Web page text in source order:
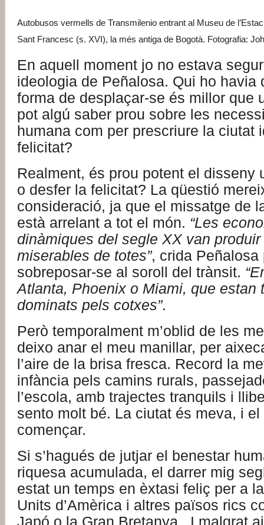
Autobusos vermells de Transmilenio entrant al Museu de
Sant Francesc (s. XVI), la més antiga de Bogotà. Fotografia:
En aquell moment jo no estava
ideologia de Peñalosa. Qui ho havia
forma de desplaçar-se és millor que
pot algú saber prou sobre les
humana com per prescriure la ciutat
felicitat?
Realment, és prou potent el disseny
o desfer la felicitat? La qüestió
consideració, ja que el missatge de
està arrelant a tot el món. “Les
dinàmiques del segle XX van
miserables de totes”, crida Peñalosa
sobreposar-se al soroll del trànsit.
Atlanta, Phoenix o Miami, que estan
dominats pels cotxes”.
Però temporalment m’oblid de les
deixo anar el meu manillar, per
l’aire de la brisa fresca. Record la
infància pels camins rurals,
l’escola, amb trajectes tranquils i
sento molt bé. La ciutat és meva, i
començar.
Si s’hagués de jutjar el benestar
riquesa acumulada, el darrer mig
estat un temps en èxtasi feliç per a
Units d’Amèrica i altres països rics
Japó o la Gran Bretanya . I malgrat